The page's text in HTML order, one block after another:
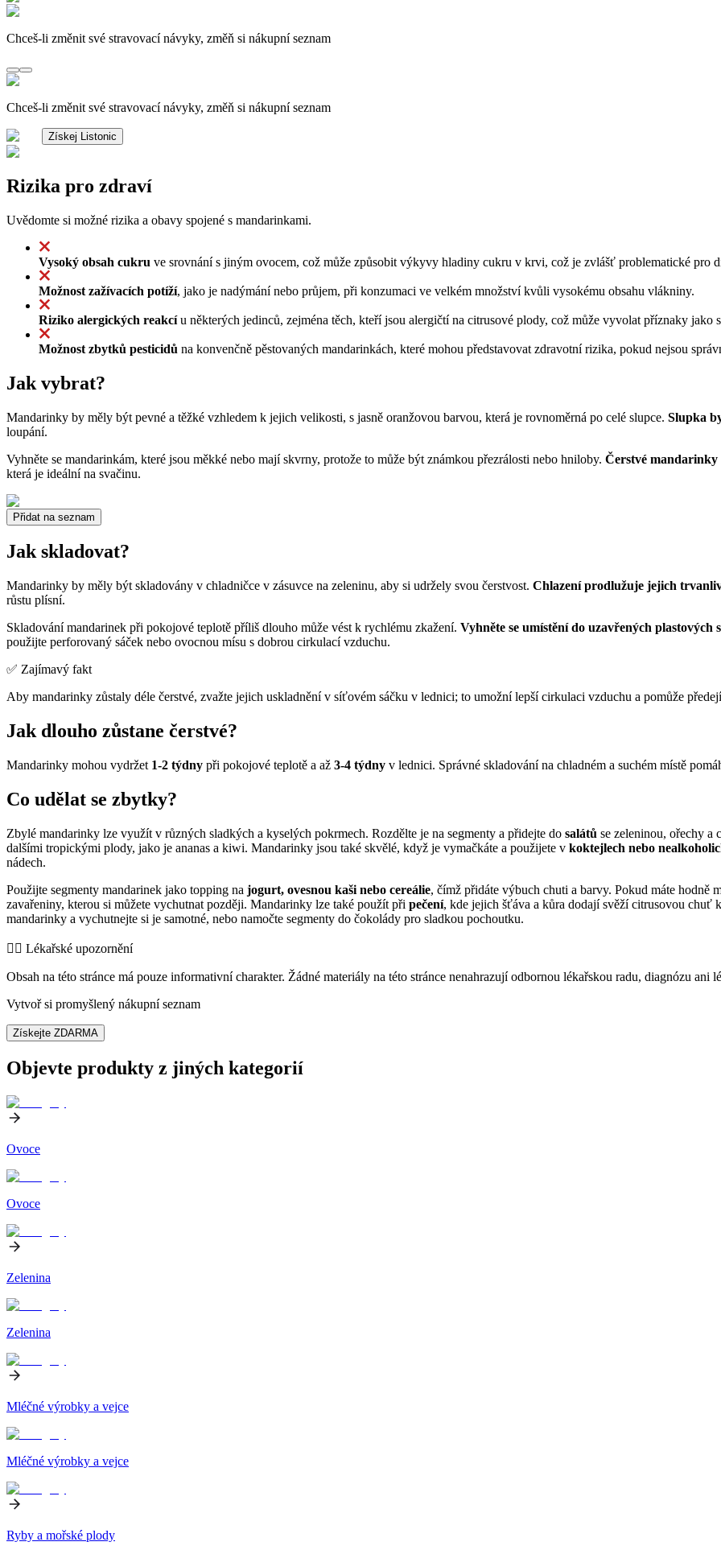
Chceš-li změnit své stravovací návyky, změň si nákupní seznam
Chceš-li změnit své stravovací návyky, změň si nákupní seznam
Získej Listonic
Rizika pro zdraví
Uvědomte si možné rizika a obavy spojené s mandarinkami.
Vysoký obsah cukru ve srovnání s jiným ovocem, což může způsobit výkyvy hladiny cukru v krvi, což je zvlášť problematické pro
Možnost zažívacích potíží, jako je nadýmání nebo průjem, při konzumaci ve velkém množství kvůli vysokému obsahu vlákniny.
Riziko alergických reakcíu některých jedinců, zejména těch, kteří jsou alergičtí na citrusové plody, což může vyvolat příznaky jako
Možnost zbytků pesticidů na konvenčně pěstovaných mandarinkách, které mohou představovat zdravotní rizika, pokud nejsou
Jak vybrat?
Mandarinky by měly být pevné a těžké vzhledem k jejich velikosti, s jasně oranžovou barvou, která je rovnoměrná po celé slupce. Slupka
loupání.
Vyhněte se mandarinkám, které jsou měkké nebo mají skvrny, protože to může být známkou přezrálosti nebo hniloby. Čerstvé
která je ideální na svačinu.
Přidat na seznam
Jak skladovat?
Mandarinky by měly být skladovány v chladničce v zásuvce na zeleninu, aby si udržely svou čerstvost. Chlazení prodlužuje jejich
růstu plísní.
Skladování mandarinek při pokojové teplotě příliš dlouho může vést k rychlému zkažení. Vyhněte se umístění do uzavřených plastových
použijte perforovaný sáček nebo ovocnou mísu s dobrou cirkulací vzduchu.
✅ Zajímavý fakt
Aby mandarinky zůstaly déle čerstvé, zvažte jejich uskladnění v síťovém sáčku v lednici; to umožní lepší cirkulaci vzduchu a pomůže
Jak dlouho zůstane čerstvé?
Mandarinky mohou vydržet 1-2 týdny při pokojové teplotě a až 3-4 týdny v lednici. Správné skladování na chladném a suchém místě
Co udělat se zbytky?
Zbylé mandarinky lze využít v různých sladkých a kyselých pokrmech. Rozdělte je na segmenty a přidejte do salátů se zeleninou, ořechy a
dalšími tropickými plody, jako je ananas a kiwi. Mandarinky jsou také skvělé, když je vymačkáte a použijete v koktejlech nebo
nádech.
Použijte segmenty mandarinek jako topping na jogurt, ovesnou kaši nebo cereálie, čímž přidáte výbuch chuti a barvy. Pokud máte hodně
zavařeniny, kterou si můžete vychutnat později. Mandarinky lze také použít při pečení, kde jejich šťáva a kůra dodají svěží citrusovou chuť
mandarinky a vychutnejte si je samotné, nebo namočte segmenty do čokolády pro sladkou pochoutku.
👨‍⚕️️ Lékařské upozornění
Obsah na této stránce má pouze informativní charakter. Žádné materiály na této stránce nenahrazují odbornou lékařskou radu, diagnózu ani
Vytvoř si promyšlený nákupní seznam
Získejte ZDARMA
Objevte produkty z jiných kategorií
Ovoce
Ovoce
Zelenina
Zelenina
Mléčné výrobky a vejce
Mléčné výrobky a vejce
Ryby a mořské plody